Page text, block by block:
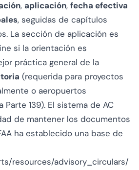
, aplicación, fecha efectiva
, seguidas de capítulos
La sección de aplicación es
si la orientación es
práctica general de la
(requerida para proyectos
o aeropuertos
139). El sistema de AC
de mantener los documentos
ha establecido una base de
resources/advisory_circulars/